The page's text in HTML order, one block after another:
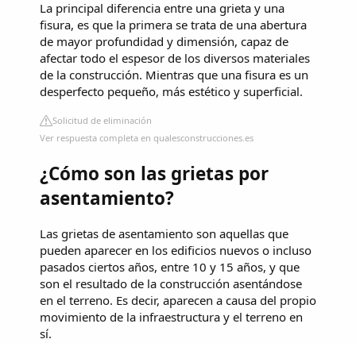
La principal diferencia entre una grieta y una
fisura, es que la primera se trata de una abertura
de mayor profundidad y dimensión, capaz de
afectar todo el espesor de los diversos materiales
de la construcción. Mientras que una fisura es un
desperfecto pequeño, más estético y superficial.
Solicitud de eliminación
Ver respuesta completa en qualesconstrucciones.es
¿Cómo son las grietas por
asentamiento?
Las grietas de asentamiento son aquellas que
pueden aparecer en los edificios nuevos o incluso
pasados ciertos años, entre 10 y 15 años, y que
son el resultado de la construcción asentándose
en el terreno. Es decir, aparecen a causa del propio
movimiento de la infraestructura y el terreno en
sí.